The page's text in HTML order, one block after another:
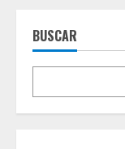
des
BUSCAR